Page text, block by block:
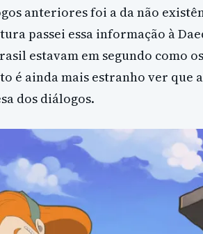
anteriores foi a da não
passei essa informação à
estavam em segundo como
é ainda mais estranho ver que
dos diálogos.